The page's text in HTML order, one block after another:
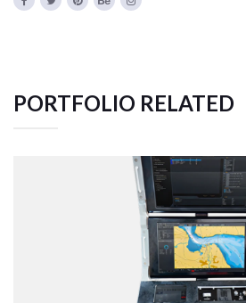
PORTFOLIO RELATED
TACTICAL TEAM
SIMULATION